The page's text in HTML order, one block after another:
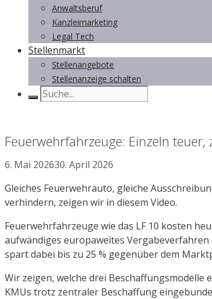
Anwaltsberuf
Kanzleimarketing
Legal Tech
Stellenmarkt
Stellenangebote
Stellenanzeige schalten
Feuerwehrfahrzeuge: Einzeln
6. Mai 202630. April 2026
Gleiches Feuerwehrauto, gleiche
verhindern, zeigen wir in diesem Video.
Feuerwehrfahrzeuge wie das LF 10 kosten
aufwändiges europaweites
spart dabei bis zu 25 % gegenüber dem
Wir zeigen, welche drei
KMUs trotz zentraler Beschaffung